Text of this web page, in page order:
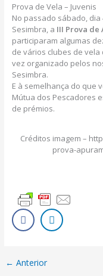
Prova de Vela – Juvenis
No passado sábado,
Sesimbra, a III Prova de
participaram algumas
de vários clubes de vela
vez organizado pelos
Sesimbra.
E à semelhança do que
Mútua dos Pescadores
de prémios.
Créditos imagem –
prova-
← Anterior